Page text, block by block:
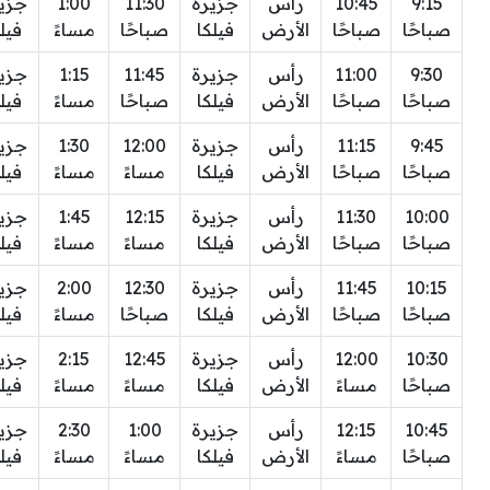
صباحًا
صباحًا
الأرض
فيلكا
صباحًا
مساءً
9:30
صباحًا
11:00
صباحًا
رأس
الأرض
جزيرة
فيلكا
11:45
صباحًا
1:15
مساءً
9:45
صباحًا
11:15
صباحًا
رأس
الأرض
جزيرة
فيلكا
12:00
مساءً
1:30
مساءً
10:00
صباحًا
11:30
صباحًا
رأس
الأرض
جزيرة
فيلكا
12:15
مساءً
1:45
مساءً
10:15
صباحًا
11:45
صباحًا
رأس
الأرض
جزيرة
فيلكا
12:30
صباحًا
2:00
مساءً
10:30
صباحًا
12:00
مساءً
رأس
الأرض
جزيرة
فيلكا
12:45
مساءً
2:15
مساءً
10:45
صباحًا
12:15
مساءً
رأس
الأرض
جزيرة
فيلكا
1:00
مساءً
2:30
مساءً